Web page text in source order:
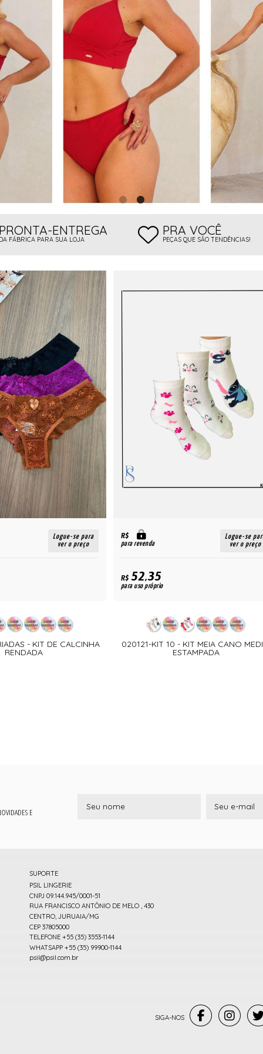
ENTREGA
FÁBRICA PARA SUA LOJA
PRA VOCÊ
PEÇAS QUE SÃO TENDÊNCIAS!
Logue-se para
ver o preço
- KIT DE CALCINHA
RENDADA
R$
para revenda
Logue-se
ver o preço
R$52,35
para uso próprio
020121-KIT 10 - KIT MEIA CANO
ESTAMPADA
E
SUPORTE
PSIL LINGERIE
CNPJ 09.144.945/0001-51
RUA FRANCISCO ANTÔNIO DE MELO , 430
CENTRO, JURUAIA/MG
CEP 37805000
TELEFONE +55 (35) 3553-1144
WHATSAPP +55 (35) 99900-1144
psil@psil.com.br